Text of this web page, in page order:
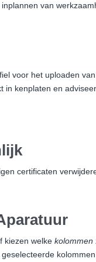
van
voor het uploaden
in kenplaten en
certificaten
kiezen welke kolommen